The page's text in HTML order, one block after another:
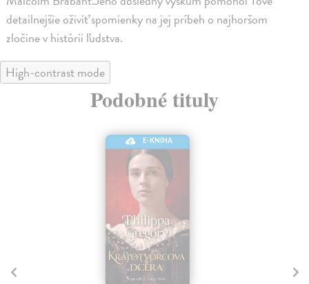
detailnejšie oživiť spomienky na jej príbeh o najhoršom
zločine v histórii ľudstva.
High-contrast mode
Podobné tituly
E-KNIHA